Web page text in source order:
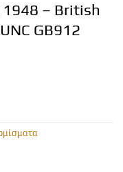
– British
GB912